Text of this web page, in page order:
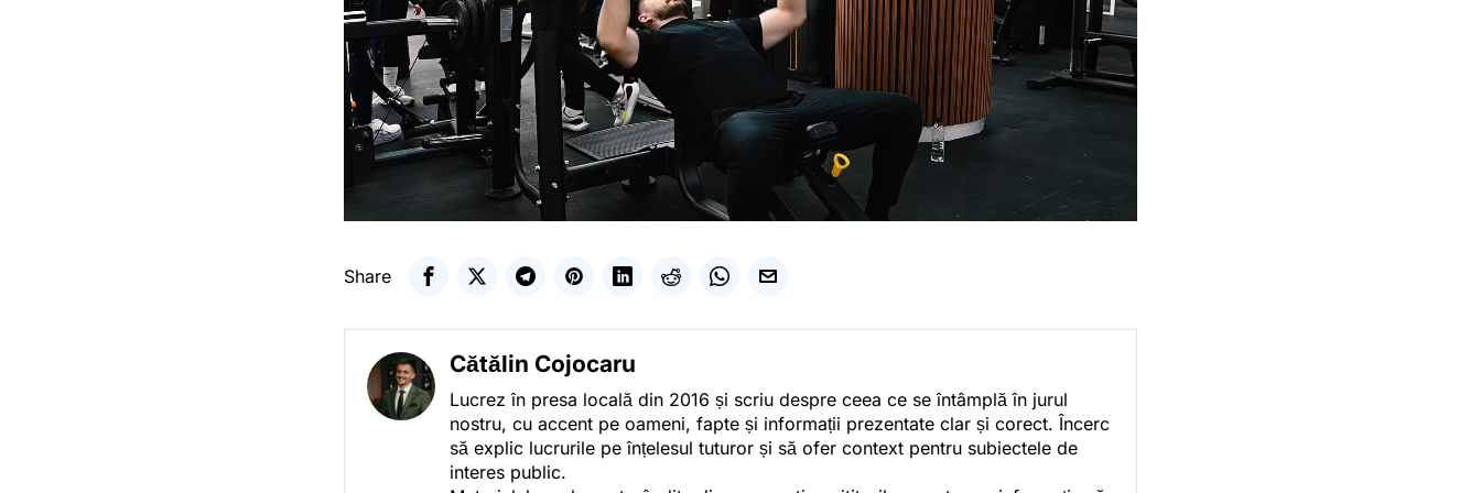
Share
Cătălin Cojocaru
Lucrez în presa locală din 2016 și scriu despre ceea ce se întâmplă în jurul
nostru, cu accent pe oameni, fapte și informații prezentate clar și corect. Încerc
să explic lucrurile pe înțelesul tuturor și să ofer context pentru subiectele de
interes public.